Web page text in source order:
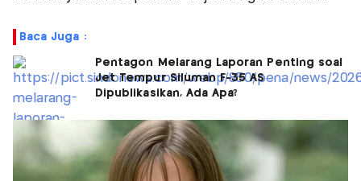
Baca Juga :
Pentagon Melarang Laporan Penting soal
Jet Tempur Siluman F-35 AS
Dipublikasikan, Ada Apa?